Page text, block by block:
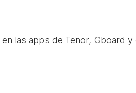
las apps de Tenor, Gboard y